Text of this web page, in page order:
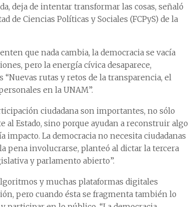
deja de intentar transformar las cosas, señaló
de Ciencias Políticas y Sociales (FCPyS) de la
que nada cambia, la democracia se vacía
pero la energía cívica desaparece,
rutas y retos de la transparencia, el
en la UNAM”.
ciudadana son importantes, no sólo
Estado, sino porque ayudan a reconstruir algo
La democracia no necesita ciudadanas
pena involucrarse, planteó al dictar la tercera
y parlamento abierto”.
y muchas plataformas digitales
pero cuando ésta se fragmenta también lo